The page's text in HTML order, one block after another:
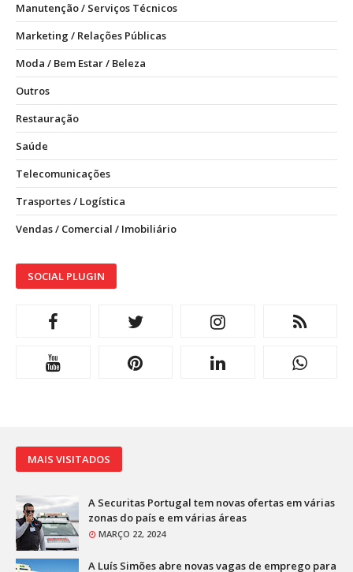
Manutenção / Serviços Técnicos
Marketing / Relações Públicas
Moda / Bem Estar / Beleza
Outros
Restauração
Saúde
Telecomunicações
Trasportes / Logística
Vendas / Comercial / Imobiliário
SOCIAL PLUGIN
MAIS VISITADOS
A Securitas Portugal tem novas ofertas em várias
zonas do país e em várias áreas
MARÇO 22, 2024
A Luís Simões abre novas vagas de emprego para